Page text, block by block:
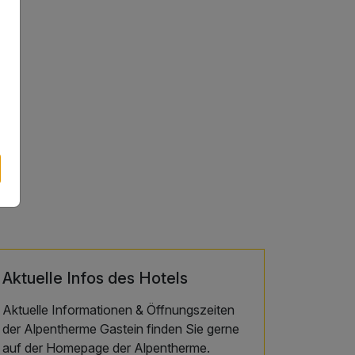
Aktuelle Infos des Hotels
Aktuelle Informationen & Öffnungszeiten
der Alpentherme Gastein finden Sie gerne
auf der Homepage der Alpentherme.